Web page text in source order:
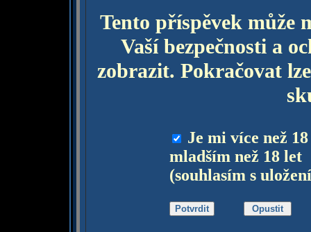
Tento příspěvek může
Vaší bezpečnosti a
zobrazit. Pokračovat
Je mi více než
mladším než 18 let
(souhlasím s